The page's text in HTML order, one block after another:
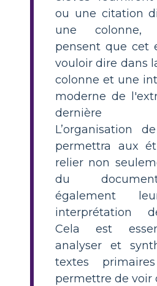
ou une citation
une colonne,
pensent que cet
vouloir dire dans
colonne et une
moderne de
dernière
L’organisation
permettra aux
relier non
du
également
interprétation
Cela est
analyser et
textes
permettre de voir